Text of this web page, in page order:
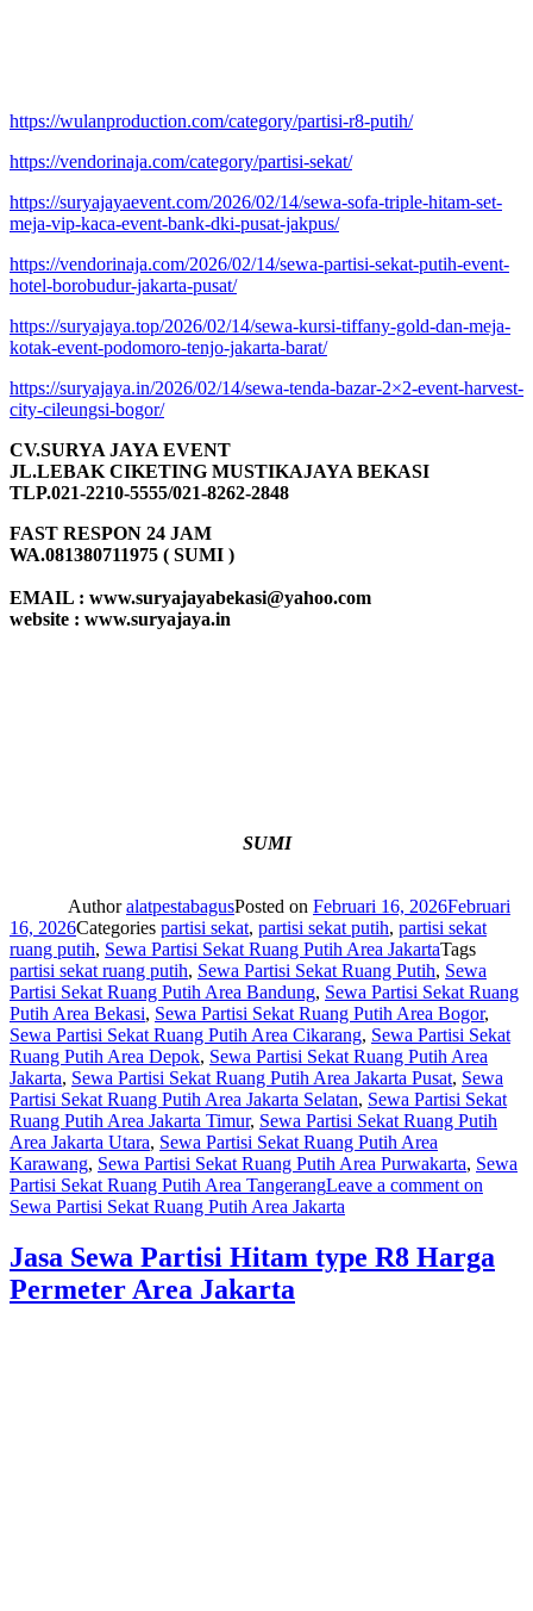
https://wulanproduction.com/category/partisi-r8-putih/
https://vendorinaja.com/category/partisi-sekat/
https://suryajayaevent.com/2026/02/14/sewa-sofa-triple-hitam-set-
meja-vip-kaca-event-bank-dki-pusat-jakpus/
https://vendorinaja.com/2026/02/14/sewa-partisi-sekat-putih-event-
hotel-borobudur-jakarta-pusat/
https://suryajaya.top/2026/02/14/sewa-kursi-tiffany-gold-dan-meja-
kotak-event-podomoro-tenjo-jakarta-barat/
https://suryajaya.in/2026/02/14/sewa-tenda-bazar-2×2-event-harvest-
city-cileungsi-bogor/
CV.SURYA JAYA EVENT
JL.LEBAK CIKETING MUSTIKAJAYA BEKASI
TLP.021-2210-5555/021-8262-2848
FAST RESPON 24 JAM
WA.081380711975 ( SUMI )
EMAIL : www.suryajayabekasi@yahoo.com
website : www.suryajaya.in
SUMI
AuthoralatpestabagusPosted on Februari 16, 2026Februari
16, 2026Categories partisi sekat, partisi sekat putih, partisi sekat
ruang putih, Sewa Partisi Sekat Ruang Putih Area JakartaTags
partisi sekat ruang putih, Sewa Partisi Sekat Ruang Putih, Sewa
Partisi Sekat Ruang Putih Area Bandung, Sewa Partisi Sekat Ruang
Putih Area Bekasi, Sewa Partisi Sekat Ruang Putih Area Bogor,
Sewa Partisi Sekat Ruang Putih Area Cikarang, Sewa Partisi Sekat
Ruang Putih Area Depok, Sewa Partisi Sekat Ruang Putih Area
Jakarta, Sewa Partisi Sekat Ruang Putih Area Jakarta Pusat, Sewa
Partisi Sekat Ruang Putih Area Jakarta Selatan, Sewa Partisi Sekat
Ruang Putih Area Jakarta Timur, Sewa Partisi Sekat Ruang Putih
Area Jakarta Utara, Sewa Partisi Sekat Ruang Putih Area
Karawang, Sewa Partisi Sekat Ruang Putih Area Purwakarta, Sewa
Partisi Sekat Ruang Putih Area TangerangLeave a commenton
Sewa Partisi Sekat Ruang Putih Area Jakarta
Jasa Sewa Partisi Hitam type R8 Harga
Permeter Area Jakarta